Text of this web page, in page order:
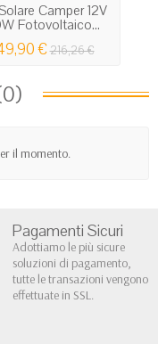
Camper 12V
Fotovoltaico...
€216,26 €
il momento.
Pagamenti Sicuri
Adottiamo le più sicure
soluzioni di pagamento,
tutte le transazioni vengono
effettuate in SSL.